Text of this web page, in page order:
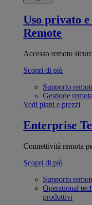
Uso privato
Remote
Accesso remoto
Scopri di più
Supporto
Gestione remota
Vedi piani e prezzi
Enterprise
Connettività remota
Scopri di più
Supporto
Operational
produttivi